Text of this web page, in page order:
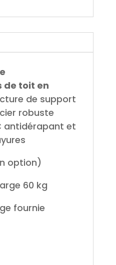
de toit en
de support
robuste
antidérapant et
option)
60 kg
fournie